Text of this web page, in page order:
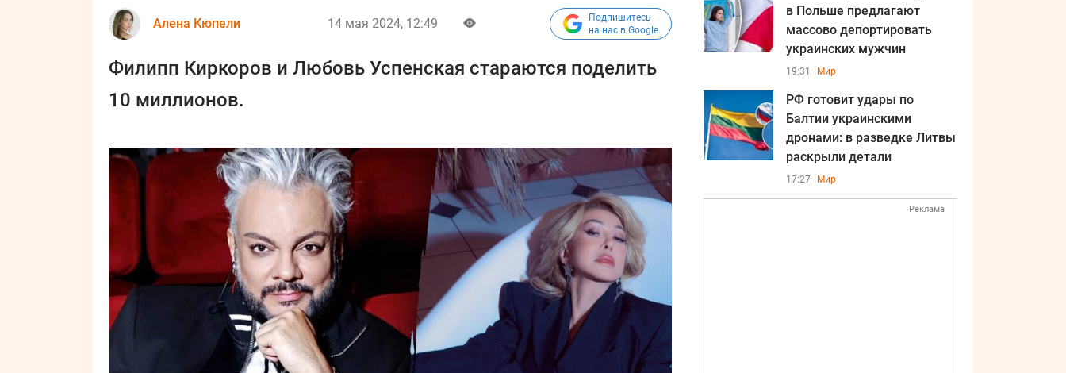
Алена Кюпели 14 мая 2024, 12:49
Подпишитесь
на нас в Google
Филипп Киркоров и Любовь Успенская стараются поделить
10 миллионов.
в Польше предлагают
массово депортировать
украинских мужчин
19:31 Мир
РФ готовит удары по
Балтии украинскими
дронами: в разведке Литвы
раскрыли детали
17:27 Мир
Реклама